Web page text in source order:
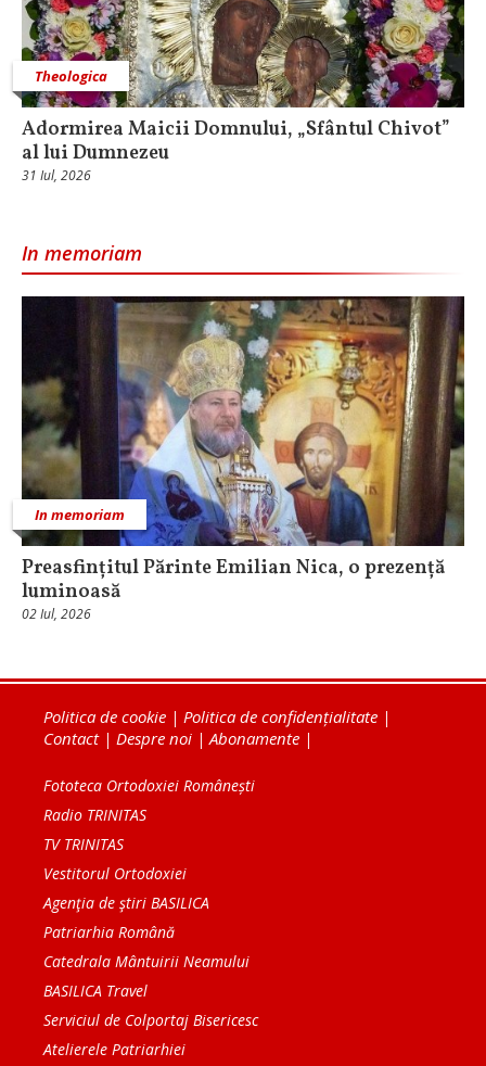
Theologica
Adormirea Maicii Domnului, „Sfântul Chivot”
al lui Dumnezeu
31 Iul, 2026
In memoriam
In memoriam
Preasfințitul Părinte Emilian Nica, o prezență
luminoasă
02 Iul, 2026
Politica de cookie | Politica de confidențialitate |
Contact| Despre noi | Abonamente |
Fototeca Ortodoxiei Românești
Radio TRINITAS
TV TRINITAS
Vestitorul Ortodoxiei
Agenţia de ştiri BASILICA
Patriarhia Română
Catedrala Mântuirii Neamului
BASILICA Travel
Serviciul de Colportaj Bisericesc
Atelierele Patriarhiei